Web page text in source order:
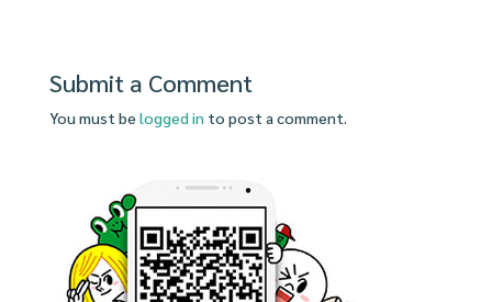
Submit a Comment
You must be logged in to post a comment.